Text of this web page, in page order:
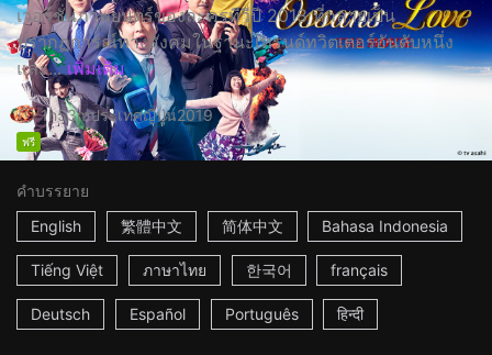
เวอร์ชั่นภาพยนตร์ของละครทีวีปี 2018 ที่กลายเป็น
ปรากฏการณ์ทางสังคมในฐานะเทรนด์ทวิตเตอร์อันดับหนึ่ง
และ... เพิ่มเติม
1h53mประเทศญี่ปุ่น2019
ฟรี
คำบรรยาย
English
繁體中文 简体中文 Bahasa Indonesia
Tiếng Việt ภาษาไทย 한국어 français
Deutsch Español Português हिन्दी